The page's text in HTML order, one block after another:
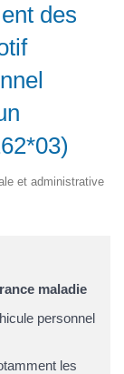
des
et administrative
maladie
personnel
les